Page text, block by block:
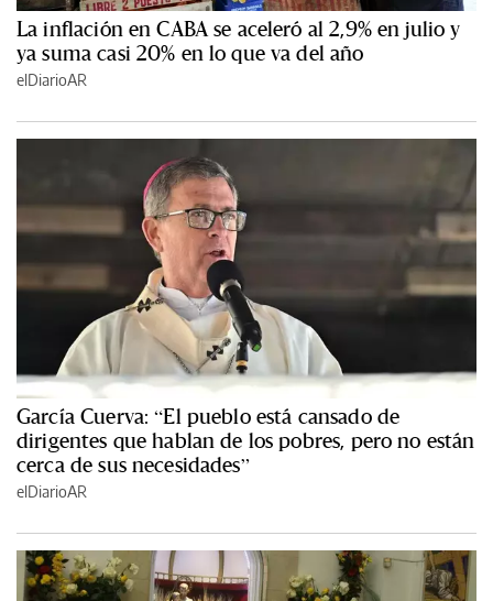
La inflación en CABA se aceleró al 2,9% en julio y
ya suma casi 20% en lo que va del año
elDiarioAR
García Cuerva: “El pueblo está cansado de
dirigentes que hablan de los pobres, pero no están
cerca de sus necesidades”
elDiarioAR